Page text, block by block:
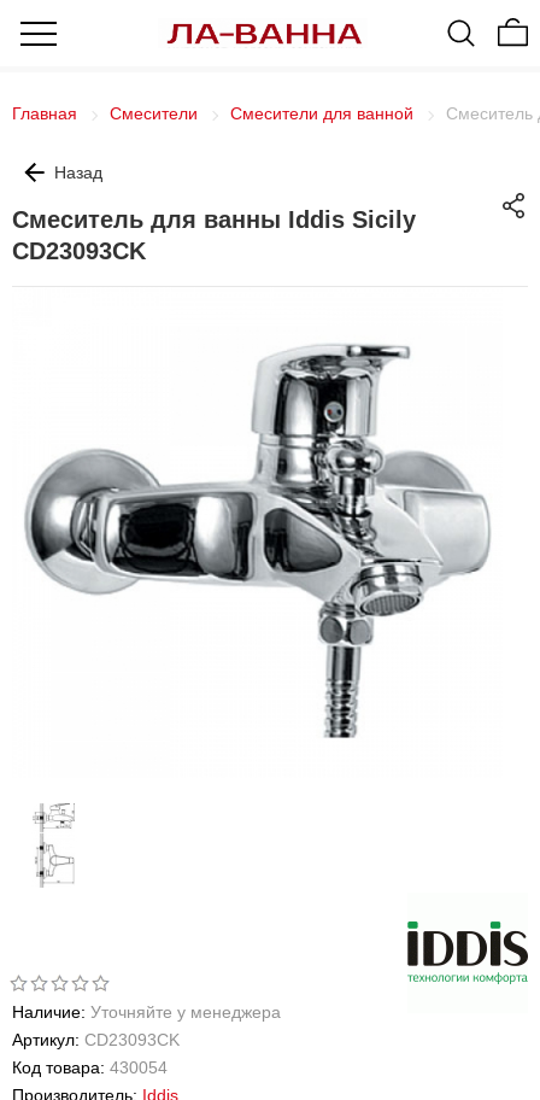
Главная Смесители Смесители для ванной Смеситель
Назад
Смеситель для ванны Iddis Sicily
CD23093CK
Наличие: Уточняйте у менеджера
Артикул: CD23093CK
Код товара: 430054
Производитель: Iddis